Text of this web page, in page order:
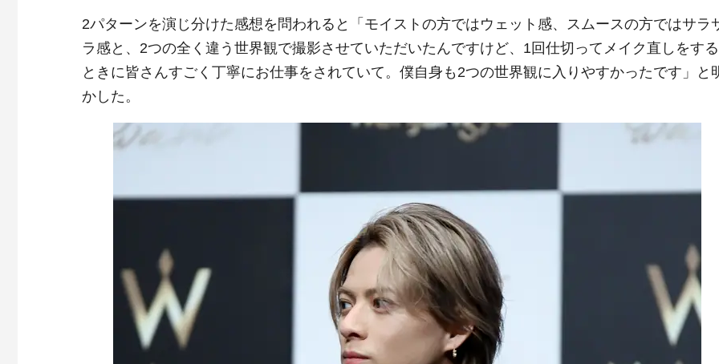
2パターンを演じ分けた感想を問われると「モイストの方ではウェット感、スムースの方ではサラ
ラ感と、 2つの全く違う世界観で撮影させていただいたんですけど、 1 回仕切ってメイク直しをする
ときに皆さんすごく丁寧にお仕事をされていて。僕自身も 2つの世界観に入りやすかったです」と
かした。